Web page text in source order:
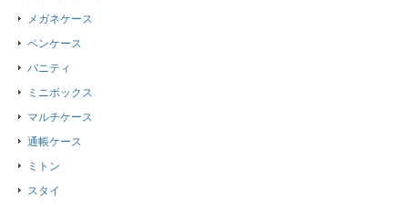
メガネケース
ペンケース
バニティ
ミニボックス
マルチケース
通帳ケース
ミトン
スタイ